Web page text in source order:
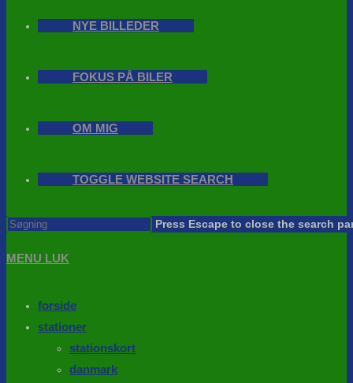
NYE BILLEDER
FOKUS PÅ BILER
OM MIG
TOGGLE WEBSITE SEARCH
Press Escape to close the search
MENU LUK
forside
stationer
stationskort
danmark